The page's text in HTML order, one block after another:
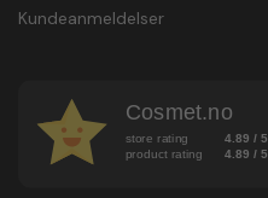
Kundeanmeldelser
Cosmet.no
store rating 4.89 / 5
product rating 4.89 / 5